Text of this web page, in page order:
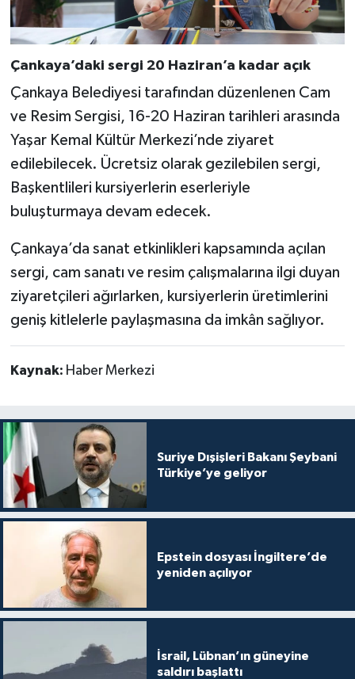
Çankaya’daki sergi 20 Haziran’a kadar açık
Çankaya Belediyesi tarafından düzenlenen Cam
ve Resim Sergisi, 16-20 Haziran tarihleri arasında
Yaşar Kemal Kültür Merkezi’nde ziyaret
edilebilecek. Ücretsiz olarak gezilebilen sergi,
Başkentlileri kursiyerlerin eserleriyle
buluşturmaya devam edecek.
Çankaya’da sanat etkinlikleri kapsamında açılan
sergi, cam sanatı ve resim çalışmalarına ilgi duyan
ziyaretçileri ağırlarken, kursiyerlerin üretimlerini
geniş kitlelerle paylaşmasına da imkân sağlıyor.
Kaynak: Haber Merkezi
Suriye Dışişleri Bakanı Şeybani
Türkiye’ye geliyor
Epstein dosyası İngiltere’de
yeniden açılıyor
İsrail, Lübnan’ın güneyine
saldırı başlattı